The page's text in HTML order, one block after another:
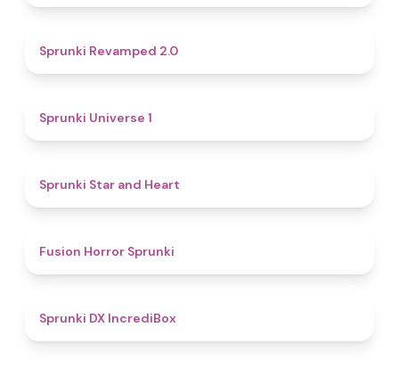
Sprunki Revamped 2.0
Sprunki Universe 1
Sprunki Star and Heart
Fusion Horror Sprunki
Sprunki DX IncrediBox